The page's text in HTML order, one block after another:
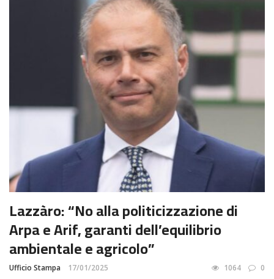
Lazzàro: “No alla politicizzazione di
Arpa e Arif, garanti dell’equilibrio
ambientale e agricolo”
Ufficio Stampa 17/01/2025 1064 0